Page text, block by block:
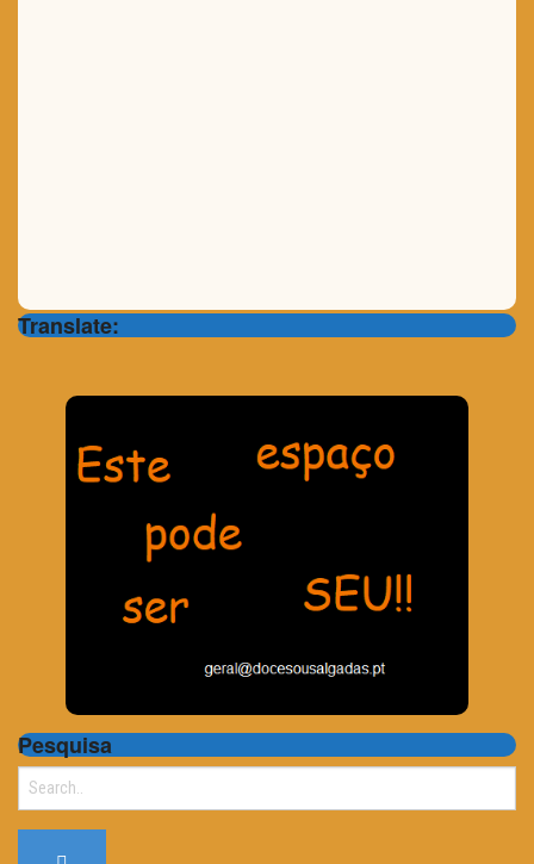
Translate:
Pesquisa
Search